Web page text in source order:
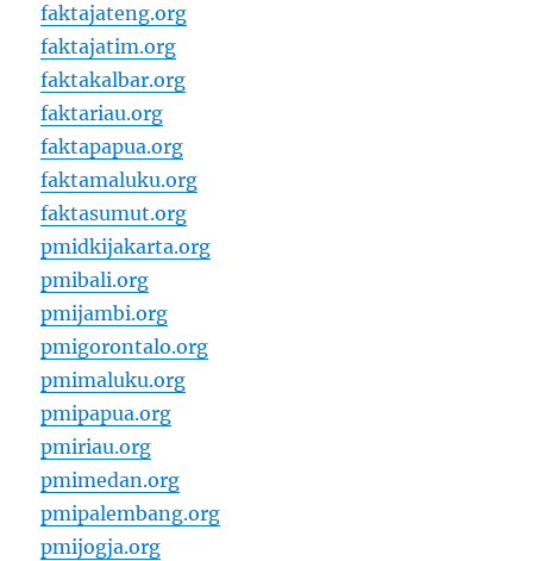
faktajateng.org
faktajatim.org
faktakalbar.org
faktariau.org
faktapapua.org
faktamaluku.org
faktasumut.org
pmidkijakarta.org
pmibali.org
pmijambi.org
pmigorontalo.org
pmimaluku.org
pmipapua.org
pmiriau.org
pmimedan.org
pmipalembang.org
pmijogja.org